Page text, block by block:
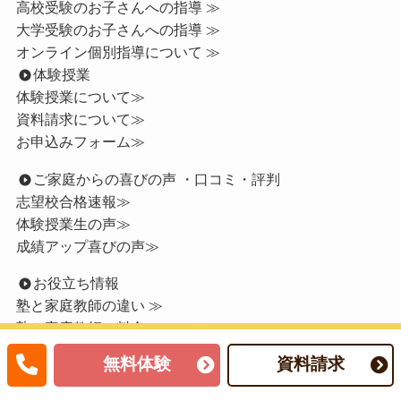
無料体験 資料請求
高校受験のお子さんへの指導 ≫
大学受験のお子さんへの指導 ≫
オンライン個別指導について ≫
体験授業
体験授業について≫
資料請求について≫
お申込みフォーム≫
ご家庭からの喜びの声 ・口コミ・評判
志望校合格速報≫
体験授業生の声≫
成績アップ喜びの声≫
お役立ち情報
塾と家庭教師の違い ≫
塾と家庭教師の料金について ≫
お友達紹介特典 ≫
高校受験お役立ち情報 ≫